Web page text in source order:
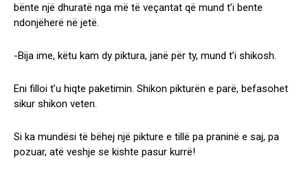
bënte një dhuratë nga më të veçantat që mund t’i bente
ndonjëherë në jetë.
-Bija ime, këtu kam dy piktura, janë për ty, mund t’i shikosh.
Eni filloi t’u hiqte paketimin. Shikon pikturën e parë, befasohet
sikur shikon veten.
Si ka mundësi të bëhej një pikture e tillë pa praninë e saj, pa
pozuar, atë veshje se kishte pasur kurrë!